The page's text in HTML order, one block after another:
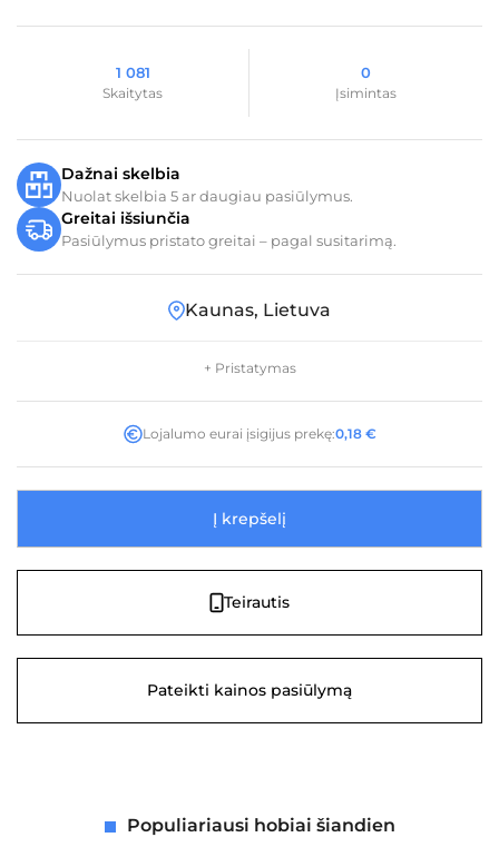
1 081
Skaitytas
0
Įsimintas
Dažnai skelbia
Nuolat skelbia 5 ar daugiau pasiūlymus.
Greitai išsiunčia
Pasiūlymus pristato greitai – pagal susitarimą.
Kaunas, Lietuva
+ Pristatymas
Lojalumo eurai įsigijus prekę:0,18 €
Į krepšelį
Teirautis
Pateikti kainos pasiūlymą
Populiariausi hobiai šiandien